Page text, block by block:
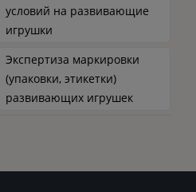
условий на развивающие
игрушки
Экспертиза маркировки
(упаковки, этикетки)
развивающих игрушек